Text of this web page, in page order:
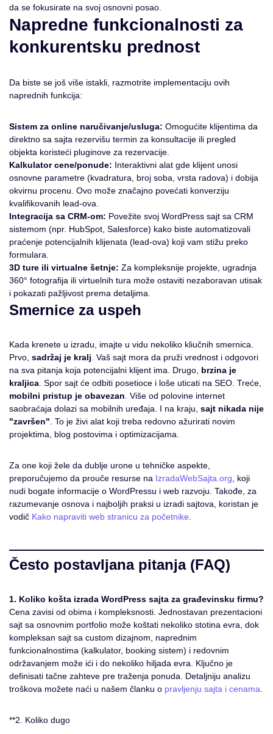
da se fokusirate na svoj osnovni posao.
Napredne funkcionalnosti za
konkurentsku prednost
Da biste se još više istakli, razmotrite implementaciju ovih
naprednih funkcija:
Sistem za online naručivanje/usluga: Omogućite klijentima da
direktno sa sajta rezervišu termin za konsultacije ili pregled
objekta koristeći pluginove za rezervacije.
Kalkulator cene/ponude: Interaktivni alat gde klijent unosi
osnovne parametre (kvadratura, broj soba, vrsta radova) i dobija
okvirnu procenu. Ovo može značajno povećati konverziju
kvalifikovanih lead-ova.
Integracija sa CRM-om: Povežite svoj WordPress sajt sa CRM
sistemom (npr. HubSpot, Salesforce) kako biste automatizovali
praćenje potencijalnih klijenata (lead-ova) koji vam stižu preko
formulara.
3D ture ili virtualne šetnje: Za kompleksnije projekte, ugradnja
360° fotografija ili virtuelnih tura može ostaviti nezaboravan utisak
i pokazati pažljivost prema detaljima.
Smernice za uspeh
Kada krenete u izradu, imajte u vidu nekoliko kliučnih smernica.
Prvo, sadržaj je kralj . Vaš sajt mora da pruži vrednost i odgovori
na sva pitanja koja potencijalni klijent ima. Drugo, brzina je
kraljica . Spor sajt će odbiti posetioce i loše uticati na SEO. Treće,
mobilni pristup je obavezan . Više od polovine internet
saobraćaja dolazi sa mobilnih uređaja. I na kraju, sajt nikada nije
"završen" . To je živi alat koji treba redovno ažurirati novim
projektima, blog postovima i optimizacijama.
Za one koji žele da dublje urone u tehničke aspekte,
preporučujemo da prouče resurse na IzradaWebSajta.org , koji
nudi bogate informacije o WordPressu i web razvoju. Takođe, za
razumevanje osnova i najboljih praksi u izradi sajtova, koristan je
vodič Kako napraviti web stranicu za početnike
Često postavljana pitanja (FAQ)
1. Koliko košta izrada WordPress sajta za građevinsku firmu?
Cena zavisi od obima i kompleksnosti. Jednostavan prezentacioni
sajt sa osnovnim portfolio može koštati nekoliko stotina evra, dok
kompleksan sajt sa custom dizajnom, naprednim
funkcionalnostima (kalkulator, booking sistem) i redovnim
održavanjem može ići i do nekoliko hiljada evra. Ključno je
definisati tačne zahteve pre traženja ponuda. Detaljniju analizu
troškova možete naći u našem članku o pravljenju sajta i cenama
**2. Koliko dugo